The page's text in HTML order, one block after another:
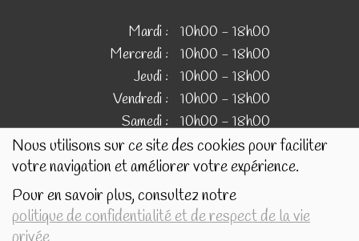
Nous utilisons sur ce site des cookies pour faciliter
votre navigation et améliorer votre expérience.
Pour en savoir plus, consultez notre
politique de confidentialité et de respect de la vie
Mardi :
10h00 - 18h00
Mercredi :
10h00 - 18h00
Jeudi :
10h00 - 18h00
Vendredi :
10h00 - 18h00
Samedi :
10h00 - 18h00
IMAGES
Les images présentées pour illustrer les produits en vente